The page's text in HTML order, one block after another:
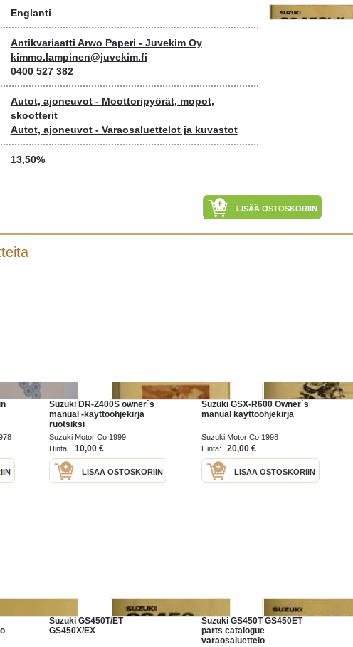
Englanti
Antikvariaatti Arwo Paperi - Juvekim Oy
kimmo.lampinen@juvekim.fi
0400 527 382
Autot, ajoneuvot - Moottoripyörät, mopot,
skootterit
Autot, ajoneuvot - Varaosaluettelot ja kuvastot
13,50%
LISÄÄ OSTOSKORIIN
Suzuki DR-Z400S owner´s
manual -käyttöohjekirja
ruotsiksi
Suzuki Motor Co 1999
Hinta:
10,00 €
LISÄÄ OSTOSKORIIN
Suzuki GSX-R600 Owner´s
manual käyttöohjekirja
Suzuki Motor Co 1998
Hinta:
20,00 €
LISÄÄ OSTOSKORIIN
Suzuki GS450T/ET
GS450X/EX
Suzuki GS450T GS450ET
parts catalogue
varaosaluettelo